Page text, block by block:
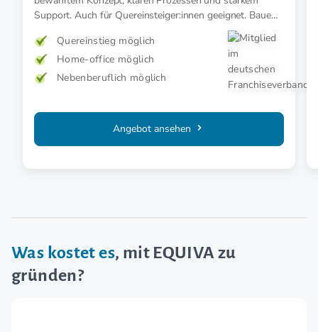
Support. Auch für Quereinsteiger:innen geeignet. Baue
dir ein krisensicheres Business im wachsenden
HandwerkQuereinstieg möglich
Home-office möglich
Nebenberuflich möglich
Angebot ansehen
Was kostet es, mit EQUIVA zu
gründen?